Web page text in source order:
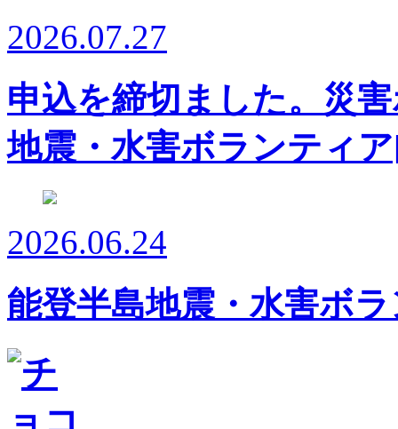
2026.07.27
申込を締切ました。災
地震・水害ボランティ
2026.06.24
能登半島地震・水害ボ